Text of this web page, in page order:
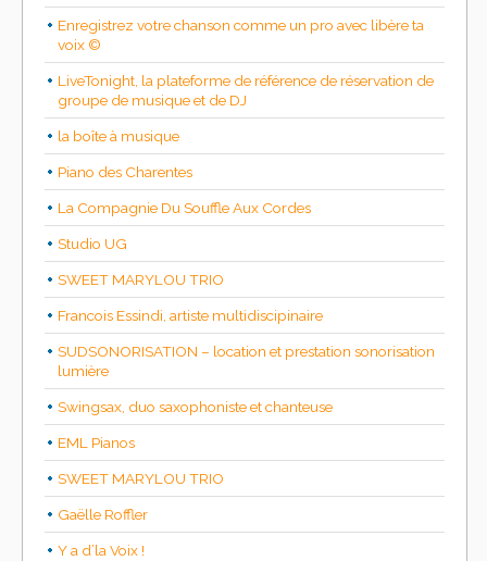
Enregistrez votre chanson comme un pro avec libère ta
voix ©
LiveTonight, la plateforme de référence de réservation de
groupe de musique et de DJ
la boîte à musique
Piano des Charentes
La Compagnie Du Souffle Aux Cordes
Studio UG
SWEET MARYLOU TRIO
Francois Essindi, artiste multidiscipinaire
SUDSONORISATION – location et prestation sonorisation
lumière
Swingsax, duo saxophoniste et chanteuse
EML Pianos
SWEET MARYLOU TRIO
Gaëlle Roffler
Y a d’la Voix !